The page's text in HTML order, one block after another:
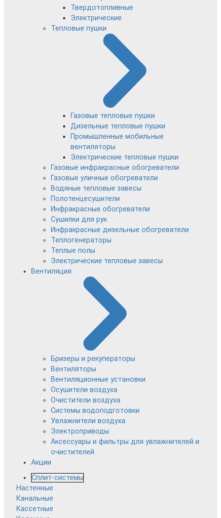
Твердотопливные
Электрические
Тепловые пушки
Газовые тепловые пушки
Дизельные тепловые пушки
Промышленные мобильные
вентиляторы
Электрические тепловые пушки
Газовые инфракрасные обогреватели
Газовые уличные обогреватели
Водяные тепловые завесы
Полотенцесушители
Инфракрасные обогреватели
Сушилки для рук
Инфракрасные дизельные обогреватели
Теплогенераторы
Теплые полы
Электрические тепловые завесы
Вентиляция
Бризеры и рекуператоры
Вентиляторы
Вентиляционные установки
Осушители воздуха
Очистители воздуха
Системы водоподготовки
Увлажнители воздуха
Электроприводы
Аксессуары и фильтры для увлажнителей и
очистителей
Акции
Сплит-системы
Настенные
Канальные
Кассетные